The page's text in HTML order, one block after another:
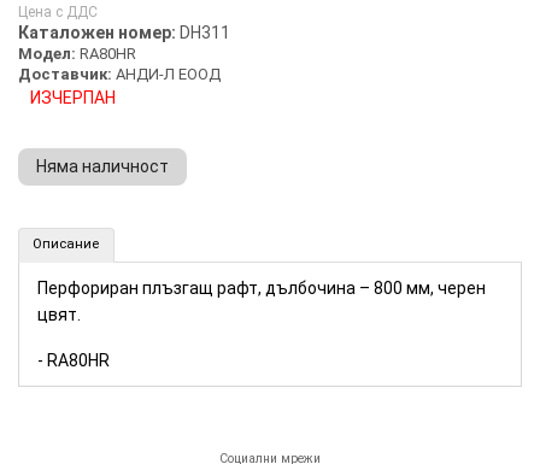
Цена с ДДС
Каталожен номер: DH311
Модел: RA80HR
Доставчик: АНДИ-Л ЕООД
ИЗЧЕРПАН
Няма наличност
Описание
Перфориран плъзгащ рафт, дълбочина – 800 мм, черен
цвят.
- RA80HR
Социални мрежи